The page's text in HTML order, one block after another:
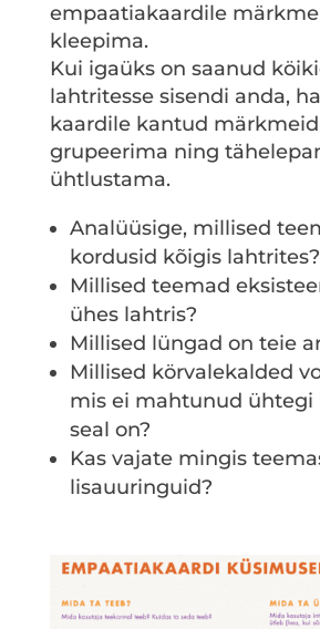
empaatiakaardile
kleepima.
Kui igaüks on saanud
lahtritesse sisendi anda,
kaardile kantud
grupeerima ning
ühtlustama.
Analüüsige, millised
kordusid kõigis lahtrites?
Millised teemad
ühes lahtris?
Millised lüngad on teie
Millised körvalekalded
mis ei mahtunud ühtegi
seal on?
Kas vajate mingis
lisauuringuid?